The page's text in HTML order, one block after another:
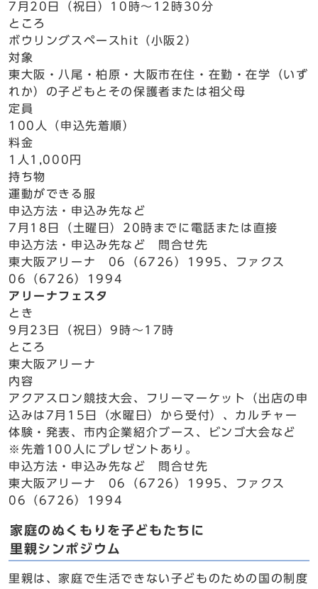
7月20日（祝日）10時～12時30分
ところ
ボウリングスペースhit（小阪2）
対象
東大阪・八尾・柏原・大阪市在住・在勤・在学（いず
れか）の子どもとその保護者または祖父母
定員
100人（申込先着順）
料金
1人1,000円
持ち物
運動ができる服
申込方法・申込み先など
7月18日（土曜日）20時までに電話または直接
申込方法・申込み先など 問合せ先
東大阪アリーナ 06（6726）1995、ファクス
06（6726）1994
アリーナフェスタ
とき
9月23日（祝日）9時～17時
ところ
東大阪アリーナ
内容
アクアスロン競技大会、フリーマーケット（出店の申
込みは7月15日（水曜日）から受付）、カルチャー
体験・発表、市内企業紹介ブース、ビンゴ大会など
※先着100人にプレゼントあり。
申込方法・申込み先など 問合せ先
東大阪アリーナ 06（6726）1995、ファクス
06（6726）1994
家庭のぬくもりを子どもたちに
里親シンポジウム
里親は、家庭で生活できない子どものための国の制度